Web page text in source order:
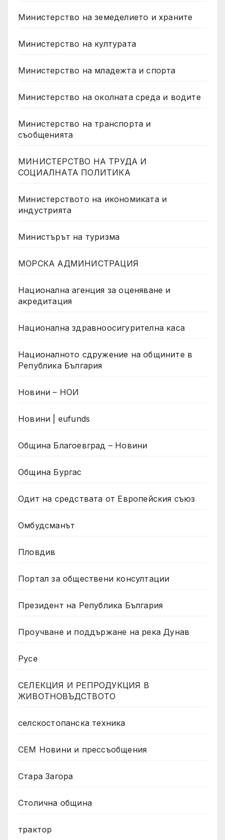
Министерство на земеделието и храните
Министерство на културата
Министерство на младежта и спорта
Министерство на околната среда и водите
Министерство на транспорта и
съобщенията
МИНИСТЕРСТВО НА ТРУДА И
СОЦИАЛНАТА ПОЛИТИКА
Министерството на икономиката и
индустрията
Министърът на туризма
МОРСКА АДМИНИСТРАЦИЯ
Национална агенция за оценяване и
акредитация
Национална здравноосигурителна каса
Националното сдружение на общините в
Република България
Новини – НОИ
Новини | eufunds
Община Благоевград – Новини
Община Бургас
Одит на средствата от Европейския съюз
Омбудсманът
Пловдив
Портал за обществени консултации
Президент на Република България
Проучване и поддържане на река Дунав
Русе
СЕЛЕКЦИЯ И РЕПРОДУКЦИЯ В
ЖИВОТНОВЪДСТВОТО
селскостопанска техника
СЕМ Новини и прессъобщения
Стара Загора
Столична община
трактор